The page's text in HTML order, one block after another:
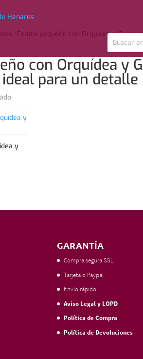
“Centro pequeño con Orquídea y
con Orquídea y
para un detalle
y
GARANTÍA
Compra segura SSL
Tarjeta o Paypal
Envío rápido
Aviso Legal y LOPD
Política de Compra
Política de Devoluciones